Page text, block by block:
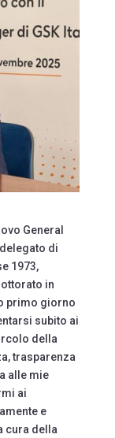
General
di
1973,
in
primo giorno
subito ai
della
trasparenza
alle mie
ai
e
cura della